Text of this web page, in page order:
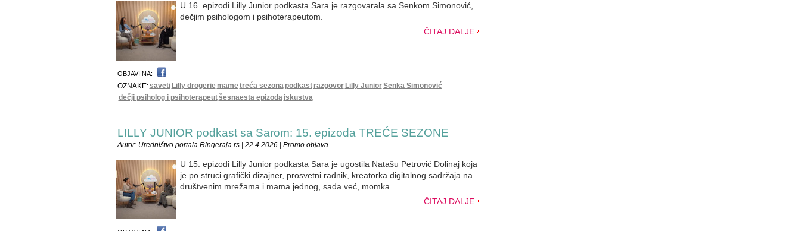
U 16. epizodi Lilly Junior podkasta Sara je razgovarala sa Senkom Simonović,
dečjim psihologom i psihoterapeutom.
ČITAJ DALJE
OBJAVI NA:
OZNAKE:saveti Lilly drogerie mametreća sezona podkast razgovor Lilly JuniorSenka Simonović
dečji psiholog i psihoterapeutšesnaesta epizoda iskustva
LILLY JUNIOR podkast sa Sarom: 15. epizoda TREĆE SEZONE
Autor: Uredništvo portala Ringeraja.rs| 22.4.2026 | Promo objava
U 15. epizodi Lilly Junior podkasta Sara je ugostila Natašu Petrović Dolinaj koja
je po struci grafički dizajner, prosvetni radnik, kreatorka digitalnog sadržaja na
društvenim mrežama i mama jednog, sada već, momka.
ČITAJ DALJE